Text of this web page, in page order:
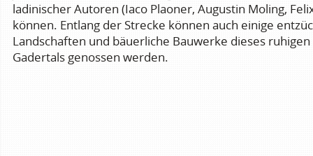
ladinischer Autoren (Iaco Plaoner, Augustin Moling,
können. Entlang der Strecke können auch einige
Landschaften und bäuerliche Bauwerke dieses
Gadertals genossen werden.